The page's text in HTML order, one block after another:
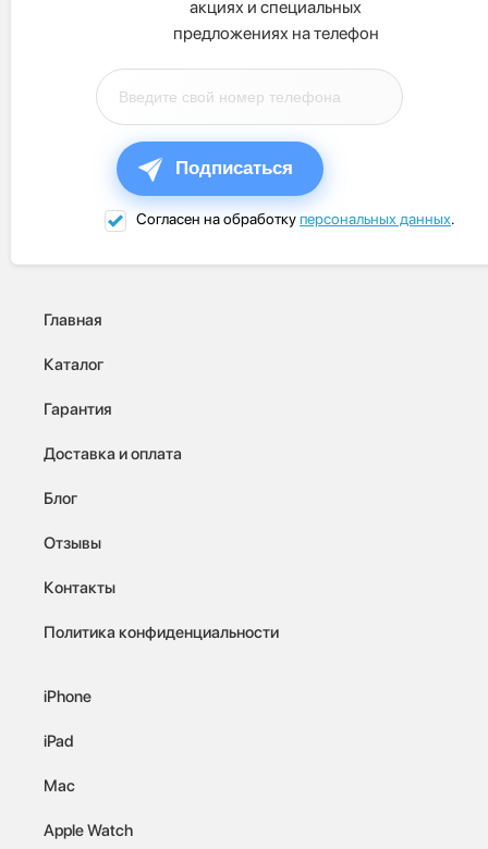
акциях и специальных
предложениях на телефон
Подписаться
Согласен на обработкуперсональных данных.
Главная
Каталог
Гарантия
Доставка и оплата
Блог
Отзывы
Контакты
Политика конфиденциальности
iPhone
iPad
Mac
Apple Watch